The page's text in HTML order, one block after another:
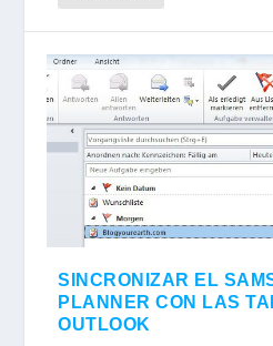
SINCRONIZAR EL
PLANNER CON LAS
OUTLOOK